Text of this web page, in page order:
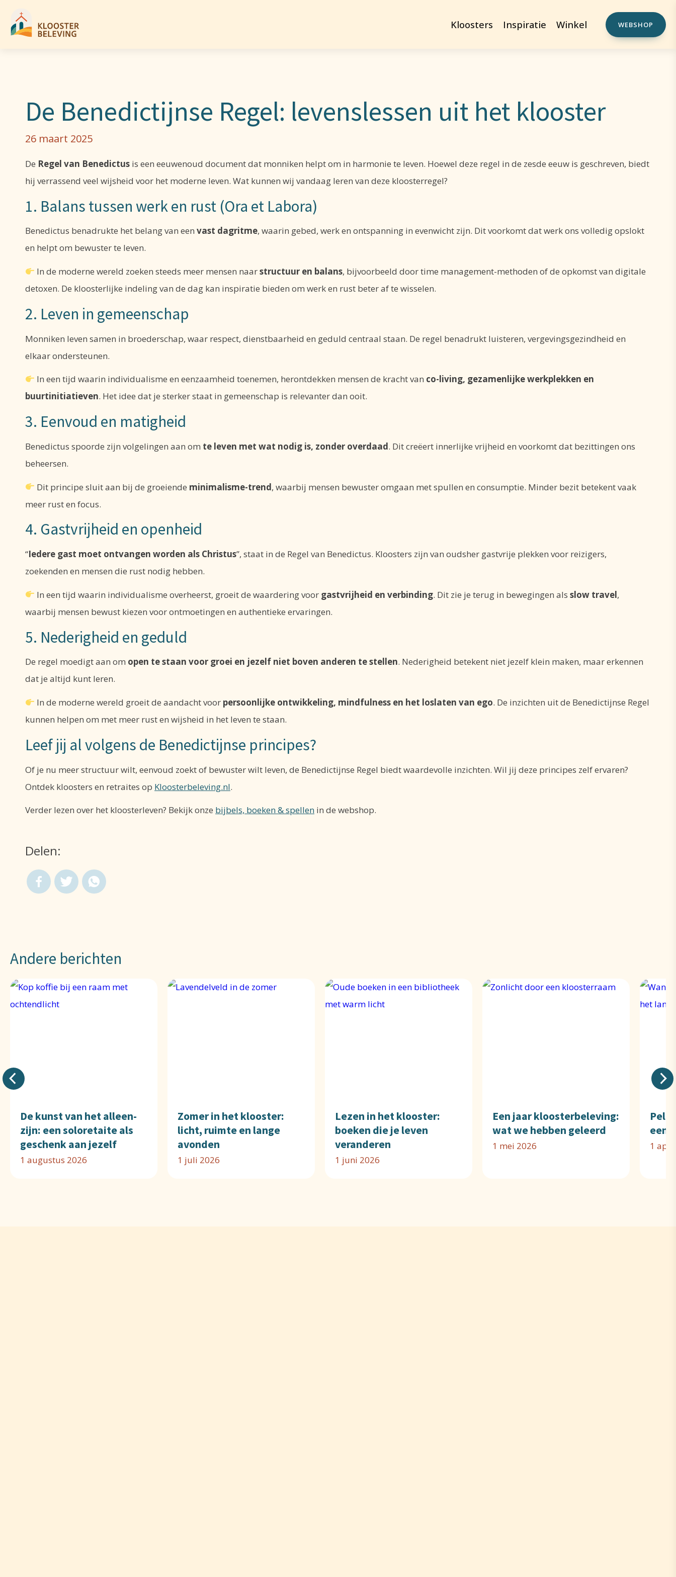
Kloosters Inspiratie Winkel WEBSHOP
De Benedictijnse Regel: levenslessen uit het klooster
26 maart 2025
De Regel van Benedictus is een eeuwenoud document dat monniken helpt om in harmonie te leven. Hoewel deze regel in de zesde eeuw is geschreven, biedt
hij verrassend veel wijsheid voor het moderne leven. Wat kunnen wij vandaag leren van deze kloosterregel?
1. Balans tussen werk en rust (Ora et Labora)
Benedictus benadrukte het belang van een vast dagritme, waarin gebed, werk en ontspanning in evenwicht zijn. Dit voorkomt dat werk ons volledig opslokt
en helpt om bewuster te leven.
In de moderne wereld zoeken steeds meer mensen naarstructuur en balans, bijvoorbeeld door time management-methoden of de opkomst van digitale
detoxen. De kloosterlijke indeling van de dag kan inspiratie bieden om werk en rust beter af te wisselen.
2. Leven in gemeenschap
Monniken leven samen in broederschap, waar respect, dienstbaarheid en geduld centraal staan. De regel benadrukt luisteren, vergevingsgezindheid en
elkaar ondersteunen.
In een tijd waarin individualisme en eenzaamheid toenemen, herontdekken mensen de kracht van co-living, gezamenlijke werkplekken en
buurtinitiatieven. Het idee dat je sterker staat in gemeenschap is relevanter dan ooit.
3. Eenvoud en matigheid
Benedictus spoorde zijn volgelingen aan om te leven met wat nodig is, zonder overdaad. Dit creëert innerlijke vrijheid en voorkomt dat bezittingen ons
beheersen.
Dit principe sluit aan bij de groeiende minimalisme-trend, waarbij mensen bewuster omgaan met spullen en consumptie. Minder bezit betekent vaak
meer rust en focus.
4. Gastvrijheid en openheid
“Iedere gast moet ontvangen worden als Christus”, staat in de Regel van Benedictus. Kloosters zijn van oudsher gastvrije plekken voor reizigers,
zoekenden en mensen die rust nodig hebben.
In een tijd waarin individualisme overheerst, groeit de waardering voor gastvrijheid en verbinding. Dit zie je terug in bewegingen alsslow travel,
waarbij mensen bewust kiezen voor ontmoetingen en authentieke ervaringen.
5. Nederigheid en geduld
De regel moedigt aan om open te staan voor groei en jezelf niet boven anderen te stellen. Nederigheid betekent niet jezelf klein maken, maar erkennen
dat je altijd kunt leren.
In de moderne wereld groeit de aandacht voor persoonlijke ontwikkeling, mindfulness en het loslaten van ego. De inzichten uit de Benedictijnse Regel
kunnen helpen om met meer rust en wijsheid in het leven te staan.
Leef jij al volgens de Benedictijnse principes?
Of je nu meer structuur wilt, eenvoud zoekt of bewuster wilt leven, de Benedictijnse Regel biedt waardevolle inzichten. Wil jij deze principes zelf ervaren?
Ontdek kloosters en retraites op Kloosterbeleving.nl.
Verder lezen over het kloosterleven? Bekijk onze bijbels, boeken & spellen in de webshop.
Delen:
Andere berichten
De kunst van het alleen-
zijn: een soloretaite als
geschenk aan jezelf
1 augustus 2026
Zomer in het klooster:
licht, ruimte en lange
avonden
1 juli 2026
Lezen in het klooster:
boeken die je leven
veranderen
1 juni 2026
Een jaar kloosterbeleving:
wat we hebben geleerd
1 mei 2026
een
1